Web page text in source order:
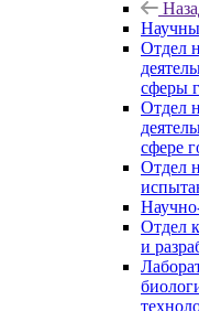
Отдел
сферы
Отдел
сфере
Отдел
Отдел
и